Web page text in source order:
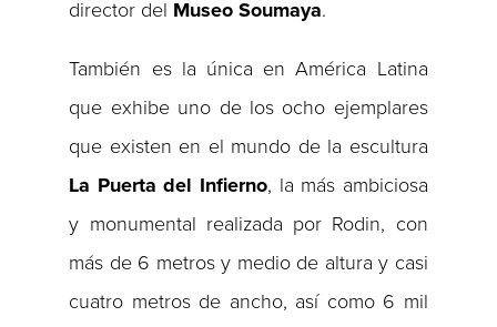
director del Museo Soumaya.
También es la única en América Latina
que exhibe uno de los ocho ejemplares
que existen en el mundo de la escultura
La Puerta del Infierno, la más ambiciosa
y monumental realizada por Rodin, con
más de 6 metros y medio de altura y casi
cuatro metros de ancho, así como 6 mil